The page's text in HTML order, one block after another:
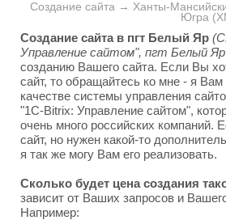
Создание сайта → Ханты-
Югра
Создание сайта в пгт Белый Яр
Управление сайтом", пгт Белый
созданию Вашего сайта. Если Вы
сайт, то обращайтесь ко мне - я Вам
качестве системы управления
"1C-Bitrix: Управление сайтом",
очень много российских компаний.
сайт, но нужен какой-то
я так же могу Вам его реализовать.
Сколько будет цена создания
зависит от Ваших запросов и
Например: